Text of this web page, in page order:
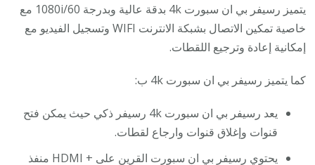
يتميز رسيفر بي ان سبورت 4k بدقة عالية وبدرجة 1080i/60 مع
خاصية تمكين الاتصال بشبكة الانترنت WIFI وتسجيل الفيديو مع
إمكانية إعادة وترجيع اللقطات.
كما يتميز رسيفر بي ان سبورت 4k ب:
يعد رسيفر بي ان سبورت 4k رسيفر ذكي حيث يمكن فتح
قنوات وإغلاق قنوات وارجاع لقطات.
يحتوي رسيفر بي ان سبورت القرين على + HDMI منفذ